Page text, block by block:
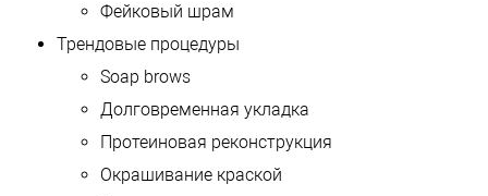
Фейковый шрам
Трендовые процедуры
Soap brows
Долговременная укладка
Протеиновая реконструкция
Окрашивание краской